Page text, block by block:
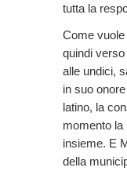
tutta la
Come vuole
quindi verso
alle undici,
in suo
latino, la
momento la
insieme. E
della